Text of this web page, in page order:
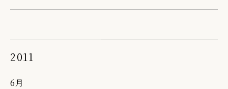
Sustainability
2011
6月